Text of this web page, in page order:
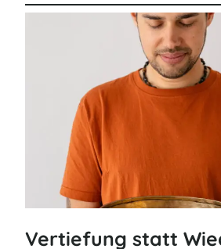
Vertiefung statt